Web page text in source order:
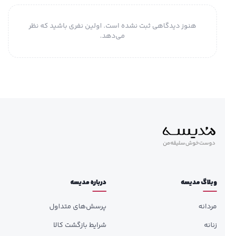
هنوز دیدگاهی ثبت نشده است. اولین نفری باشید که نظر
می‌دهد.
وبلاگ مدیسه
مردانه
زنانه
درباره مدیسه
پرسش‌های متداول
شرایط بازگشت کالا